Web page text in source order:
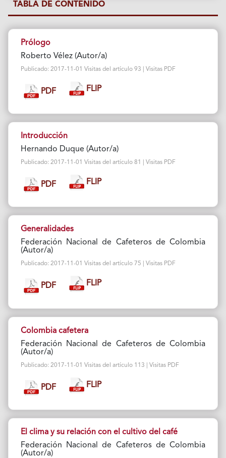
TABLA DE CONTENIDO
Prólogo
Roberto Vélez (Autor/a)
Publicado: 2017-11-01 Visitas del artículo 93 | Visitas PDF
PDF FLIP
Introducción
Hernando Duque (Autor/a)
Publicado: 2017-11-01 Visitas del artículo 81 | Visitas PDF
PDF FLIP
Generalidades
Federación Nacional de Cafeteros de Colombia
(Autor/a)
Publicado: 2017-11-01 Visitas del artículo 75 | Visitas PDF
PDF FLIP
Colombia cafetera
Federación Nacional de Cafeteros de Colombia
(Autor/a)
Publicado: 2017-11-01 Visitas del artículo 113 | Visitas PDF
PDF FLIP
El clima y su relación con el cultivo del café
Federación Nacional de Cafeteros de Colombia
(Autor/a)